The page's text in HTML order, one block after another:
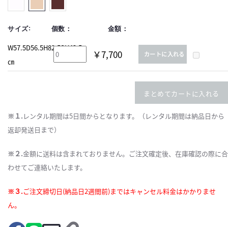
サイズ: 個数： 金額：
W57.5D56.5H82.5SH43.5
㎝
￥7,700 カートに入れる
まとめてカートに入れる
※１. レンタル期間は5日間からとなります。（レンタル期間は納品日から
返却発送日まで）
※２.金額に送料は含まれておりません。ご注文確定後、在庫確認の際に合
わせてご連絡いたします。
※３.ご注文締切日(納品日2週間前)まではキャンセル料金はかかりませ
ん。